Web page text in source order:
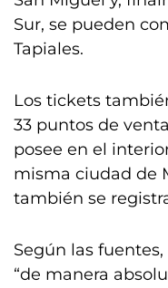
Sur, se pueden
Tapiales.
Los tickets
33 puntos de
posee en el
misma ciudad de
también se
Según las
“de manera